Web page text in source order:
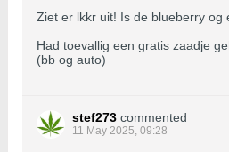
Ziet er lkkr uit! Is de blueberry og
Had toevallig een gratis zaadje
(bb og auto)
stef273 commented
11 May 2025, 09:28